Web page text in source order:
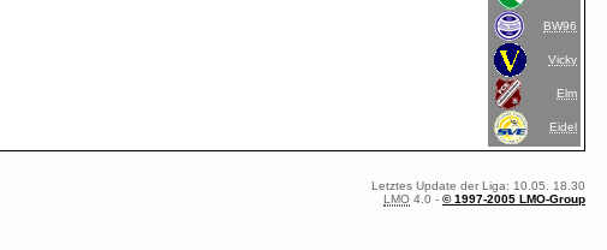
BW96
Vicky
Elm
Eidel
Letztes Update der Liga: 10.05. 18.30
LMO 4.0 - © 1997-2005 LMO-Group